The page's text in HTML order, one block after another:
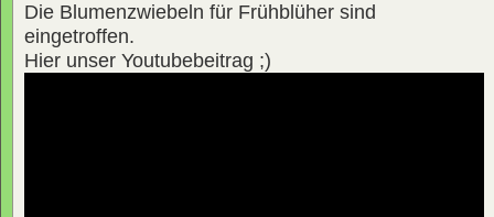
Die Blumenzwiebeln für Frühblüher sind
eingetroffen.
Hier unser Youtubebeitrag ;)